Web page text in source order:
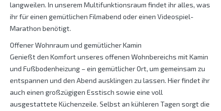
langweilen. In unserem Multifunktionsraum findet ihr alles, was
ihr für einen gemütlichen Filmabend oder einen Videospiel-
Marathon benötigt.
Offener Wohnraum und gemütlicher Kamin
Genießt den Komfort unseres offenen Wohnbereichs mit Kamin
und Fußbodenheizung – ein gemütlicher Ort, um gemeinsam zu
entspannen und den Abend ausklingen zu lassen. Hier findet ihr
auch einen großzügigen Esstisch sowie eine voll
ausgestattete Küchenzeile. Selbst an kühleren Tagen sorgt die